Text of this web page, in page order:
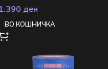
1.390 ден
ВО КОШНИЧКА